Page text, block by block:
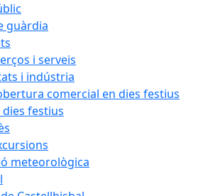
guàrdia
i serveis
i indústria
comercial en dies festius
festius
meteorològica